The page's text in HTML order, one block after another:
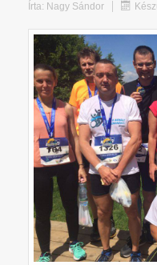
Írta: Nagy Sándor